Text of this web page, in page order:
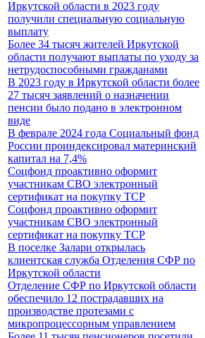
Иркутской области в 2023 году
получили специальную социальную
выплату
Более 34 тысяч жителей Иркутской
области получают выплаты по уходу за
нетрудоспособными гражданами
В 2023 году в Иркутской области более
27 тысяч заявлений о назначении
пенсии было подано в электронном
виде
В феврале 2024 года Социальный фонд
России проиндексировал материнский
капитал на 7,4%
Соцфонд проактивно оформит
участникам СВО электронный
сертификат на покупку ТСР
Соцфонд проактивно оформит
участникам СВО электронный
сертификат на покупку ТСР
В поселке Залари открылась
клиентская служба Отделения СФР по
Иркутской области
Отделение СФР по Иркутской области
обеспечило 12 пострадавших на
производстве протезами с
микропроцессорным управлением